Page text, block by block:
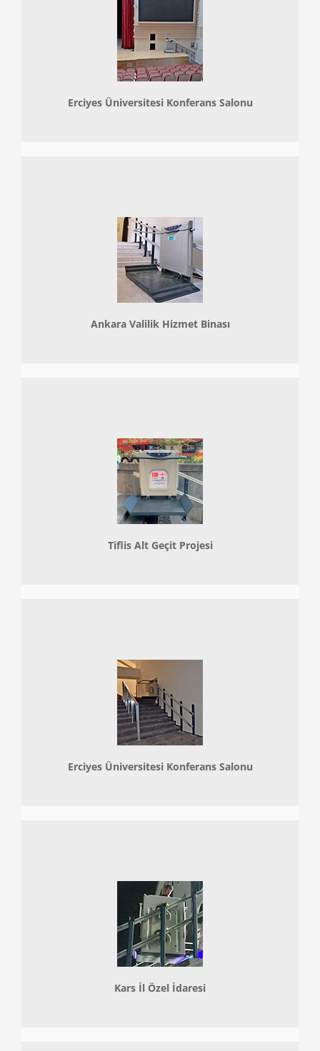
Erciyes Üniversitesi Konferans Salonu
Ankara Valilik Hizmet Binası
Tiflis Alt Geçit Projesi
Erciyes Üniversitesi Konferans Salonu
Kars İl Özel İdaresi